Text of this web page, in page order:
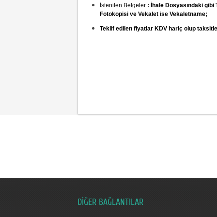
İstenilen Belgeler : İhale Dosyasındaki
Fotokopisi ve Vekalet ise Vekaletname;
Teklif edilen fiyatlar KDV hariç olup
DİĞER BAĞLANTILAR